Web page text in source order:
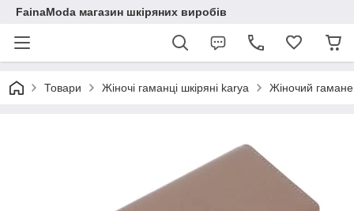
FainaModa магазин шкіряних виробів
Товари Жіночі гаманці шкіряні karya Жіночий